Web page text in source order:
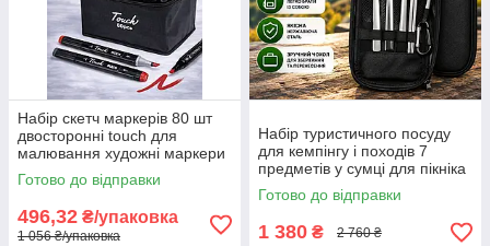
Набір скетч маркерів 80 шт
двосторонні touch для
малювання художні маркери
для скетчингу графіки і
роботи Opt City
Готово до відправки
496,32 ₴/упаковка
1 056 ₴/упаковка
Набір туристичного посуду
для кемпінгу і походів 7
предметів у сумці для пікніка
та відпочинку на природі Opt
City
Готово до відправки
1 380 ₴ 2 760 ₴